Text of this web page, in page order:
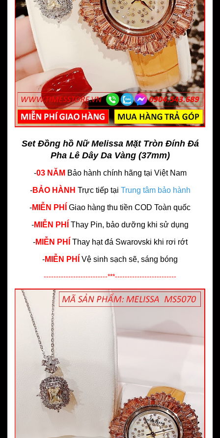
Set Đồng hồ Nữ Melissa Mặt Tròn Đính Đá
Pha Lê Dây Da Vàng (37mm)
-03 NĂM Bảo hành chính hãng tại Việt Nam
-BẢO HÀNH Trực tiếp tại Trung tâm bảo hành
-MIỄN PHÍ Giao hàng thu tiền COD Toàn quốc
-MIỄN PHÍ Thay Pin, bảo dưỡng khi sử dụng
-MIỄN PHÍ Thay hạt đá Swarovski khi rơi rớt
-MIỄN PHÍ Vệ sinh sạch sẽ, sáng bóng
--------------------------***-------------------------